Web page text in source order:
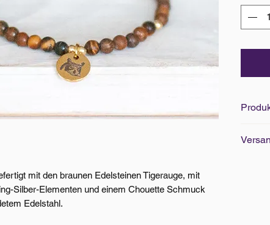
mit den braunen Edelsteinen Tigerauge, mit
Silber-Elementen und einem Chouette Schmuck
Edelstahl.